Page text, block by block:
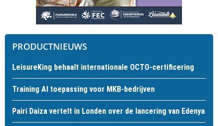
PRODUCTNIEUWS
LeisureKing behaalt internationale OCTO-certificering
Training AI toepassing voor MKB-bedrijven
Pairi Daiza vertelt in Londen over de lancering van Edenya